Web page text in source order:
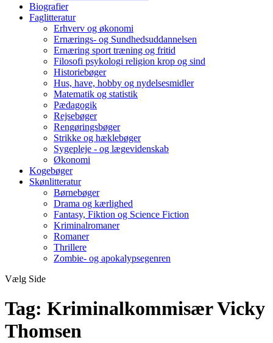
Biografier
Faglitteratur
Erhverv og økonomi
Ernærings- og Sundhedsuddannelsen
Ernæring sport træning og fritid
Filosofi psykologi religion krop og sind
Historiebøger
Hus, have, hobby og nydelsesmidler
Matematik og statistik
Pædagogik
Rejsebøger
Rengøringsbøger
Strikke og hæklebøger
Sygepleje - og lægevidenskab
Økonomi
Kogebøger
Skønlitteratur
Børnebøger
Drama og kærlighed
Fantasy, Fiktion og Science Fiction
Kriminalromaner
Romaner
Thrillere
Zombie- og apokalypsegenren
Vælg Side
Tag: Kriminalkommisær Vicky
Thomsen